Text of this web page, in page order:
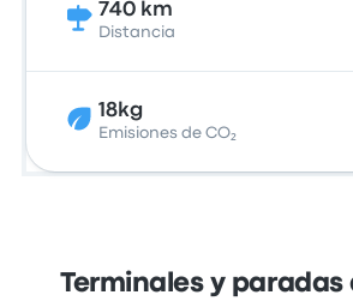
740 km
Distancia
18kg
Emisiones de CO₂
Terminales y paradas